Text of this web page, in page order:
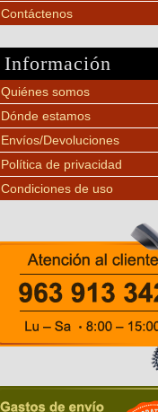
Contáctenos
Información
Quiénes somos
Dónde estamos
Envíos/Devoluciones
Política de privacidad
Condiciones de uso